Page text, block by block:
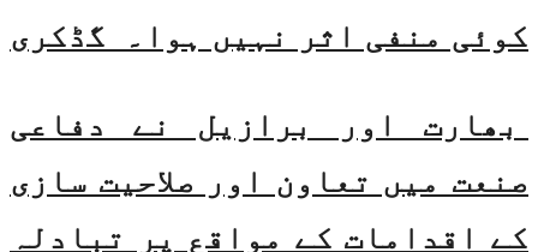
کوئی منفی اثر نہیں ہوا۔ گڈکری
بھارت اور برازیل نے دفاعی
صنعت میں تعاون اور صلاحیت سازی
کے اقدامات کے مواقع پر تبادلہ